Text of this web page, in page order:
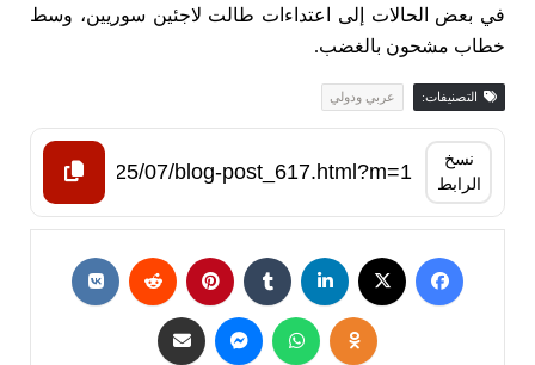
في بعض الحالات إلى اعتداءات طالت لاجئين سوريين، وسط
خطاب مشحون بالغضب.
التصنيفات: عربي ودولي
نسخ
الرابط